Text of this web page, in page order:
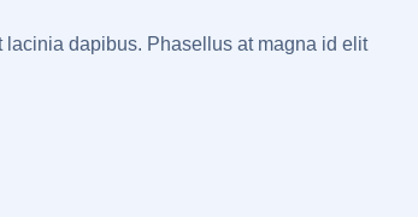
dapibus. Phasellus at magna id elit